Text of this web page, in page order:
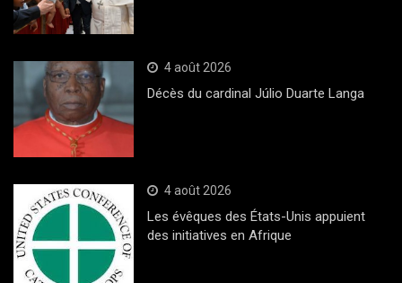
4 août 2026
Décès du cardinal Júlio Duarte Langa
4 août 2026
Les évêques des États-Unis appuient
des initiatives en Afrique